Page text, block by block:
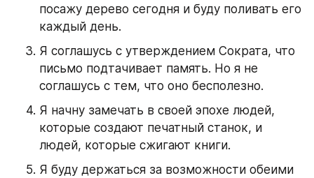
посажу дерево сегодня и буду поливать его
каждый день.
Я соглашусь с утверждением Сократа, что
письмо подтачивает память. Но я не
соглашусь с тем, что оно бесполезно.
Я начну замечать в своей эпохе людей,
которые создают печатный станок, и
людей, которые сжигают книги.
Я буду держаться за возможности обеими